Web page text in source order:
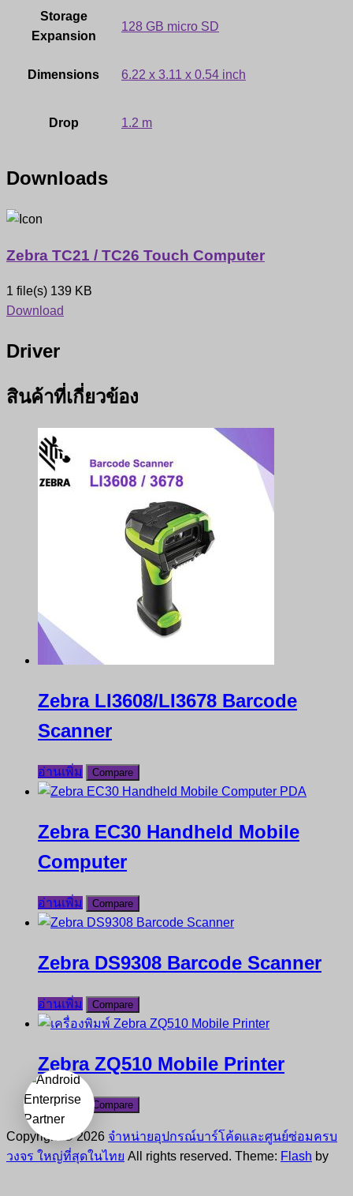
Storage
Expansion
128 GB micro SD
Dimensions 6.22 x 3.11 x 0.54 inch
Drop 1.2 m
Downloads
Zebra TC21 / TC26 Touch Computer
1 file(s) 139 KB
Download
Driver
สินค้าที่เกี่ยวข้อง
Zebra LI3608/LI3678 Barcode
Scanner
อ่านเพิ่ม Compare
Zebra EC30 Handheld Mobile
Computer
อ่านเพิ่ม Compare
Zebra DS9308 Barcode Scanner
อ่านเพิ่ม Compare
Zebra ZQ510 Mobile Printer
อ่านเพิ่ม Compare
Copyright © 2026 จำหน่ายอุปกรณ์บาร์โค้ดและศูนย์ซ่อมครบ
วงจร ใหญ่ที่สุดในไทย All rights reserved. Theme: Flash by